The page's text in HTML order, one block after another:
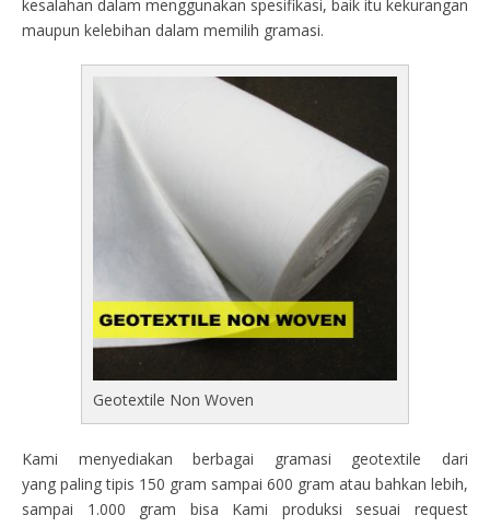
kesalahan dalam menggunakan spesifikasi, baik itu kekurangan
maupun kelebihan dalam memilih gramasi.
Geotextile Non Woven
Kami menyediakan berbagai gramasi geotextile dari
yang paling tipis 150 gram sampai 600 gram atau bahkan lebih,
sampai 1.000 gram bisa Kami produksi sesuai request